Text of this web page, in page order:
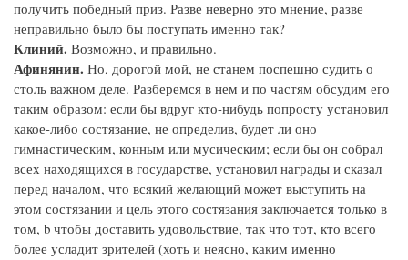
получить победный приз. Разве неверно это мнение, разве
неправильно было бы поступать именно так?
Клиний. Возможно, и правильно.
Афинянин. Но, дорогой мой, не станем поспешно судить о
столь важном деле. Разберемся в нем и по частям обсудим его
таким образом: если бы вдруг кто-нибудь попросту установил
какое-либо состязание, не определив, будет ли оно
гимнастическим, конным или мусическим; если бы он собрал
всех находящихся в государстве, установил награды и сказал
перед началом, что всякий желающий может выступить на
этом состязании и цель этого состязания заключается только в
том, b чтобы доставить удовольствие, так что тот, кто всего
более усладит зрителей (хоть и неясно, каким именно